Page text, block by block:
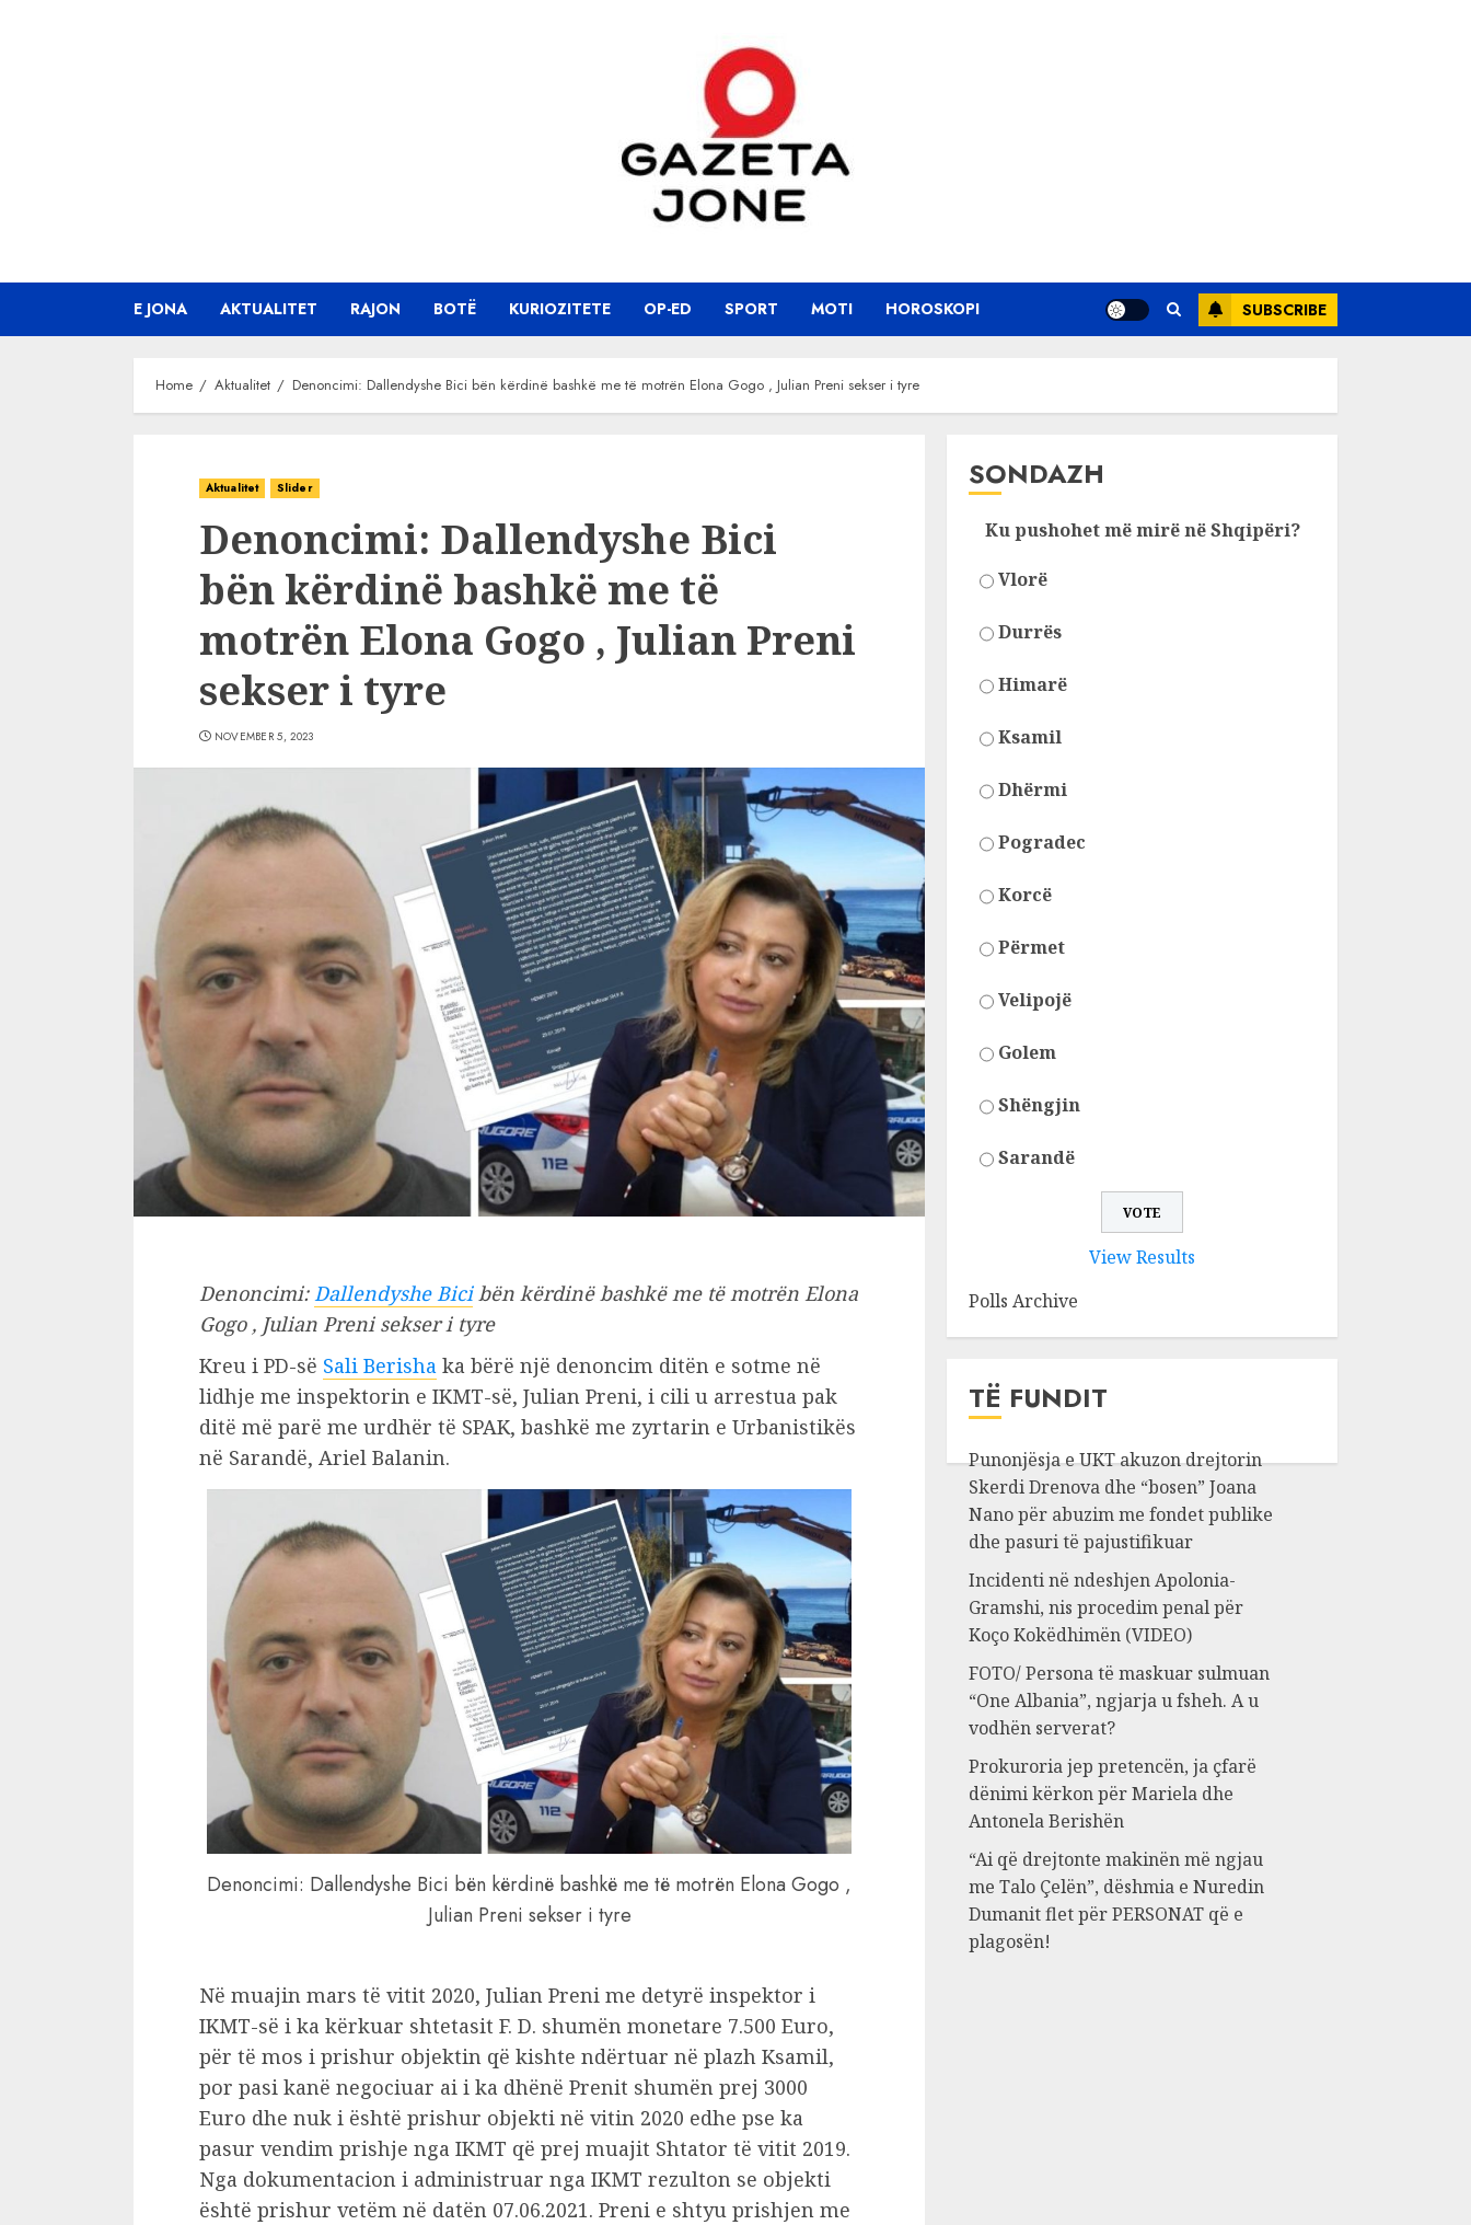
E JONA AKTUALITET RAJON BOTË KURIOZITETE OP-ED SPORT MOTI HOROSKOPI SUBSCRIBE
Home Aktualitet Denoncimi: Dallendyshe Bici bën kërdinë bashkë me të motrën Elona Gogo , Julian Preni sekser i tyre
Aktualitet Slider
Denoncimi: Dallendyshe Bici
bën kërdinë bashkë me të
motrën Elona Gogo , Julian Preni
sekser i tyre
NOVEMBER 5, 2023
Denoncimi: Dallendyshe Bicibën kërdinë bashkë me të motrën Elona
Gogo , Julian Preni sekser i tyre
Kreu i PD-së Sali Berisha ka bërë një denoncim ditën e sotme në
lidhje me inspektorin e IKMT-së, Julian Preni, i cili u arrestua pak
ditë më parë me urdhër të SPAK, bashkë me zyrtarin e Urbanistikës
në Sarandë, Ariel Balanin.
Denoncimi: Dallendyshe Bici bën kërdinë bashkë me të motrën Elona Gogo ,
Julian Preni sekser i tyre
Në muajin mars të vitit 2020, Julian Preni me detyrë inspektor i
IKMT-së i ka kërkuar shtetasit F. D. shumën monetare 7.500 Euro,
për të mos i prishur objektin që kishte ndërtuar në plazh Ksamil,
por pasi kanë negociuar ai i ka dhënë Prenit shumën prej 3000
Euro dhe nuk i është prishur objekti në vitin 2020 edhe pse ka
pasur vendim prishje nga IKMT që prej muajit Shtator të vitit 2019.
Nga dokumentacion i administruar nga IKMT rezulton se objekti
është prishur vetëm në datën 07.06.2021. Preni e shtyu prishjen me
SONDAZH
Ku pushohet më mirë në Shqipëri?
Vlorë
Durrës
Himarë
Ksamil
Dhërmi
Pogradec
Korcë
Përmet
Velipojë
Golem
Shëngjin
Sarandë
View Results
Polls Archive
TË FUNDIT
Punonjësja e UKT akuzon drejtorin
Skerdi Drenova dhe “bosen” Joana
Nano për abuzim me fondet publike
dhe pasuri të pajustifikuar
Incidenti në ndeshjen Apolonia-
Gramshi, nis procedim penal për
Koço Kokëdhimën (VIDEO)
FOTO/ Persona të maskuar sulmuan
“One Albania”, ngjarja u fsheh. A u
vodhën serverat?
Prokuroria jep pretencën, ja çfarë
dënimi kërkon për Mariela dhe
Antonela Berishën
“Ai që drejtonte makinën më ngjau
me Talo Çelën”, dëshmia e Nuredin
Dumanit flet për PERSONAT që e
plagosën!